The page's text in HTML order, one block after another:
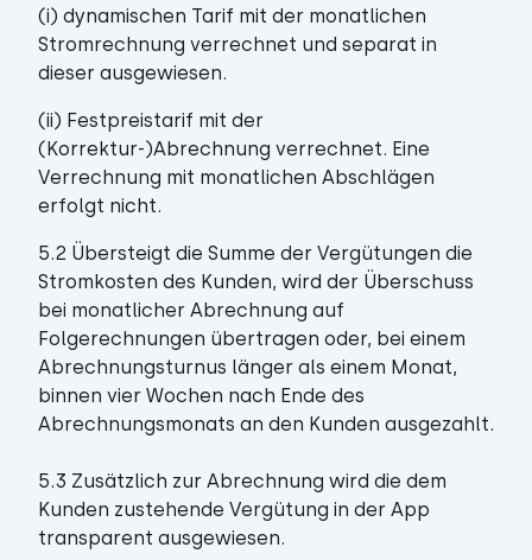
(i) dynamischen Tarif mit der monatlichen
Stromrechnung verrechnet und separat in
dieser ausgewiesen.
(ii) Festpreistarif mit der
(Korrektur-)Abrechnung verrechnet. Eine
Verrechnung mit monatlichen Abschlägen
erfolgt nicht.
5.2 Übersteigt die Summe der Vergütungen die
Stromkosten des Kunden, wird der Überschuss
bei monatlicher Abrechnung auf
Folgerechnungen übertragen oder, bei einem
Abrechnungsturnus länger als einem Monat,
binnen vier Wochen nach Ende des
Abrechnungsmonats an den Kunden ausgezahlt.
5.3 Zusätzlich zur Abrechnung wird die dem
Kunden zustehende Vergütung in der App
transparent ausgewiesen.